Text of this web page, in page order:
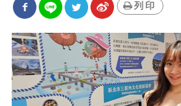
列印